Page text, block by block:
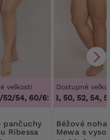
veľkosti
54, 60/62, 44/46/48, 50/
Ribessa
Dostupné
46, 48, 50, 52, 54,
Béžové nohavičky
Mewa s